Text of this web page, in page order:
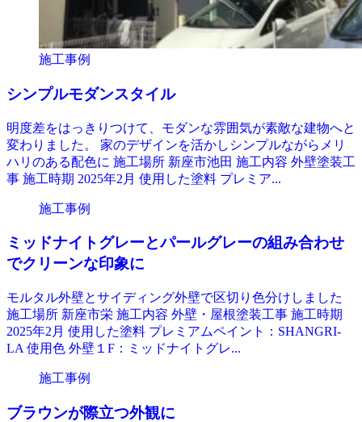
施工事例
シンプルモダンスタイル
明度差をはっきりつけて、モダンな雰囲気が素敵な建物へと
変わりました。 家のデザインを活かしシンプルながらメリ
ハリのある配色に 施工場所 新座市池田 施工内容 外壁塗装工
事 施工時期 2025年2月 使用した塗料 プレミア...
施工事例
ミッドナイトグレーとパールグレーの組み合わせ
でクリーンな印象に
モルタル外壁とサイディング外壁で区切り色分けしました
施工場所 新座市栄 施工内容 外壁・屋根塗装工事 施工時期
2025年2月 使用した塗料 プレミアムペイント：SHANGRI-
LA 使用色 外壁１F：ミッドナイトグレ...
施工事例
ブラウンが際立つ外観に